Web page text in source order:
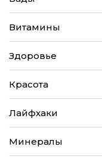
Витамины
Здоровье
Красота
Лайфхаки
Минералы